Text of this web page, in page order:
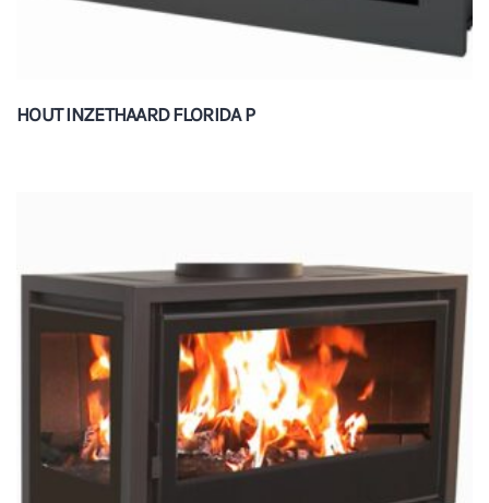
HOUT INZETHAARD FLORIDA P